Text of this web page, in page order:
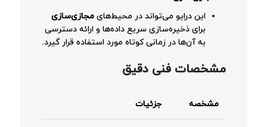
این درایو می‌تواند در محیط‌های مجازی‌سازی
برای ذخیره‌سازی سریع داده‌ها و ارائه دسترسی
به آن‌ها در زمانی کوتاه مورد استفاده قرار گیرد.
مشخصات فنی دقیق
مشخصه جزئیات